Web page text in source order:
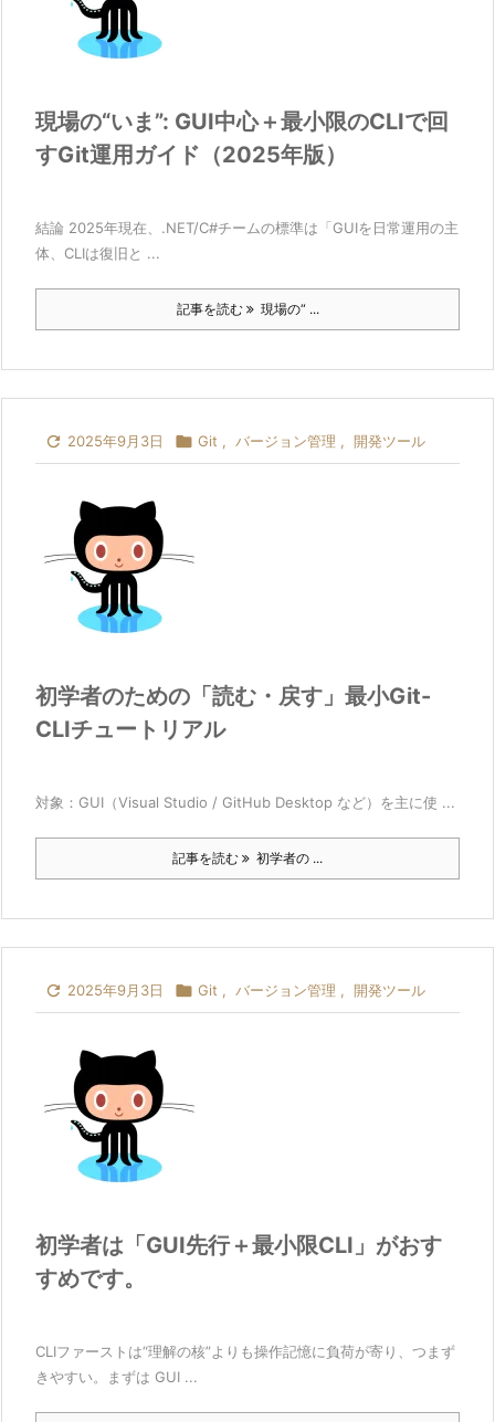
現場の“いま”: GUI中心＋最小限のCLIで回
すGit運用ガイド（2025年版）
結論 2025年現在、.NET/C#チームの標準は「GUIを日常運用の主
体、CLIは復旧と ...
記事を読む 現場の“ ...
 2025年9月3日  Git , バージョン管理 , 開発ツール
初学者のための「読む・戻す」最小Git-
CLIチュートリアル
対象：GUI（Visual Studio / GitHub Desktop など）を主に使 ...
記事を読む 初学者の ...
 2025年9月3日  Git , バージョン管理 , 開発ツール
初学者は「GUI先行＋最小限CLI」がおす
すめです。
CLIファーストは“理解の核”よりも操作記憶に負荷が寄り、つまず
きやすい。まずは GUI ...